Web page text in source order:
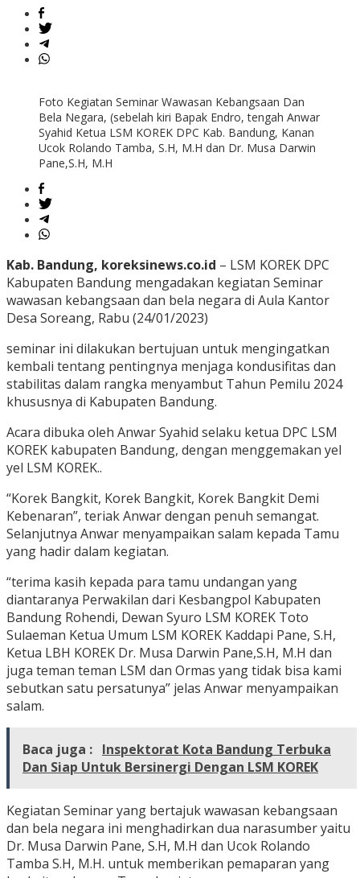
Foto Kegiatan Seminar Wawasan Kebangsaan Dan
Bela Negara, (sebelah kiri Bapak Endro, tengah Anwar
Syahid Ketua LSM KOREK DPC Kab. Bandung, Kanan
Ucok Rolando Tamba, S.H, M.H dan Dr. Musa Darwin
Pane,S.H, M.H
Kab. Bandung, koreksinews.co.id – LSM KOREK DPC
Kabupaten Bandung mengadakan kegiatan Seminar
wawasan kebangsaan dan bela negara di Aula Kantor
Desa Soreang, Rabu (24/01/2023)
seminar ini dilakukan bertujuan untuk mengingatkan
kembali tentang pentingnya menjaga kondusifitas dan
stabilitas dalam rangka menyambut Tahun Pemilu 2024
khususnya di Kabupaten Bandung.
Acara dibuka oleh Anwar Syahid selaku ketua DPC LSM
KOREK kabupaten Bandung, dengan menggemakan yel
yel LSM KOREK..
“Korek Bangkit, Korek Bangkit, Korek Bangkit Demi
Kebenaran”, teriak Anwar dengan penuh semangat.
Selanjutnya Anwar menyampaikan salam kepada Tamu
yang hadir dalam kegiatan.
“terima kasih kepada para tamu undangan yang
diantaranya Perwakilan dari Kesbangpol Kabupaten
Bandung Rohendi, Dewan Syuro LSM KOREK Toto
Sulaeman Ketua Umum LSM KOREK Kaddapi Pane, S.H,
Ketua LBH KOREK Dr. Musa Darwin Pane,S.H, M.H dan
juga teman teman LSM dan Ormas yang tidak bisa kami
sebutkan satu persatunya” jelas Anwar menyampaikan
salam.
Baca juga : Inspektorat Kota Bandung Terbuka
Dan Siap Untuk Bersinergi Dengan LSM KOREK
Kegiatan Seminar yang bertajuk wawasan kebangsaan
dan bela negara ini menghadirkan dua narasumber yaitu
Dr. Musa Darwin Pane, S.H, M.H dan Ucok Rolando
Tamba S.H, M.H. untuk memberikan pemaparan yang